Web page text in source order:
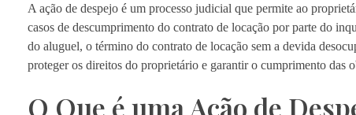
A ação de despejo é um processo judicial que permite ao
casos de descumprimento do contrato de locação por parte do
do aluguel, o término do contrato de locação sem a devida
proteger os direitos do proprietário e garantir o cumprimento das
O Que é uma Ação de